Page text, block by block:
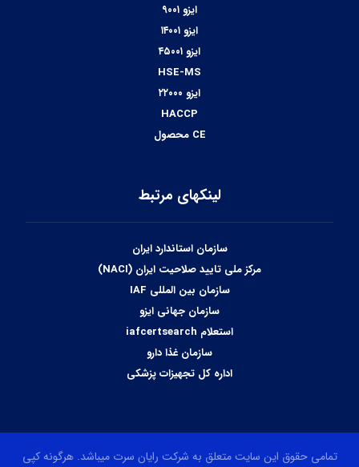
ایزو ۹۰۰۱
ایزو ۱۴۰۰۱
ایزو ۴۵۰۰۱
HSE-MS
ایزو ۲۲۰۰۰
HACCP
CE محصول
لینکهای مرتبط
سازمان استاندارد ایران
مرکز ملی تایید صلاحیت ایران (NACI)
سازمان بین المللی IAF
سازمان جهانی ایزو
استعلام iafcertsearch
سازمان غذا دارو
اداره کل تجهیزات پزشکی
تمامی حقوق این سایت متعلق به شرکت رایان سرت میباشد. هرگونه کپی